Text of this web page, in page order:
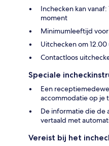
Inchecken kan
moment
Minimumleeftijd voor
Uitchecken om 12.00
Contactloos
Speciale
Een
accommodatie op je
De informatie die de
vertaald met
Vereist bij het